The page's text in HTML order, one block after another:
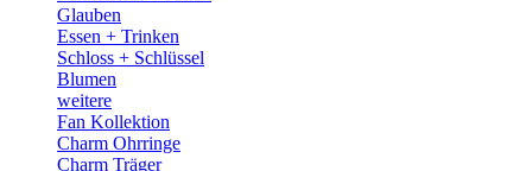
Glauben
Essen + Trinken
Schloss + Schlüssel
Blumen
weitere
Fan Kollektion
Charm Ohrringe
Charm Träger